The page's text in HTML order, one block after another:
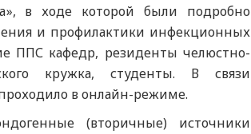
в ходе которой были подробно
и профилактики инфекционных
ППС кафедр, резиденты челюстно-
кружка, студенты. В связи
в онлайн-режиме.
(вторичные) источники